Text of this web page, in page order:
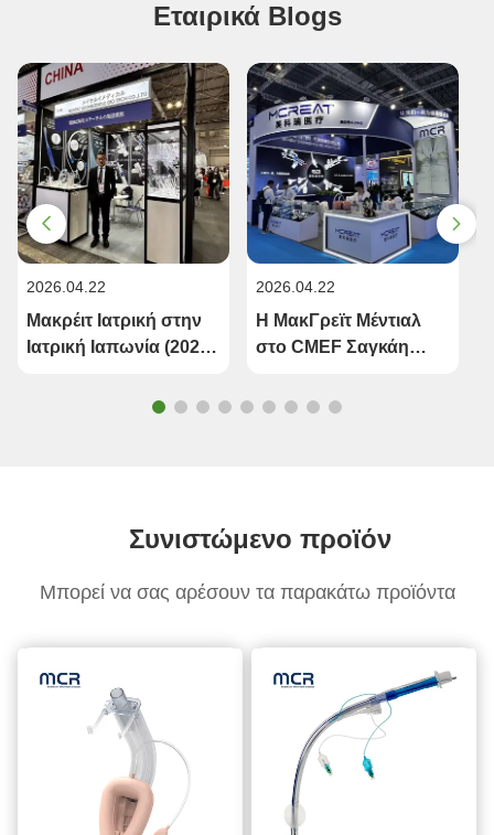
2026.04.22
Μακρέιτ Ιατρική στην
Ιατρική Ιαπωνία (2026
2026.04.22
Η ΜακΓρεϊτ Μέντιαλ
στο CMEF Σαγκάη
Εταιρικά Blogs
Συνιστώμενο προϊόν
Μπορεί να σας αρέσουν τα παρακάτω προϊόντα